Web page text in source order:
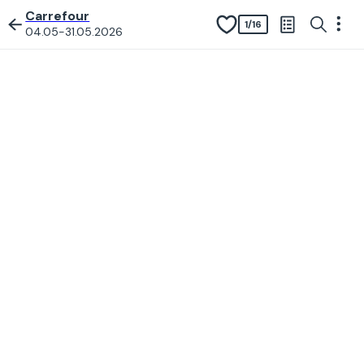
Carrefour
04.05-31.05.2026 1/16